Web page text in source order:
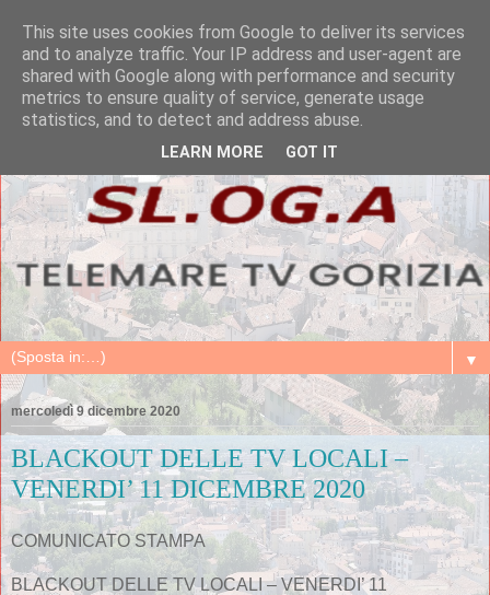
▼
mercoledì 9 dicembre 2020
BLACKOUT DELLE TV LOCALI –
VENERDI’ 11 DICEMBRE 2020
COMUNICATO STAMPA
BLACKOUT DELLE TV LOCALI – VENERDI’ 11
This site uses cookies from Google to deliver its services
and to analyze traffic. Your IP address and user-agent are
shared with Google along with performance and security
metrics to ensure quality of service, generate usage
statistics, and to detect and address abuse.
LEARN MORE GOT IT